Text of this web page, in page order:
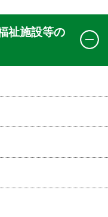
祉施設等の